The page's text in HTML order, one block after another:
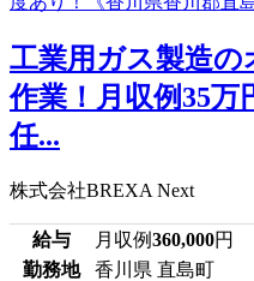
工業用ガス製造
作業！月収例35
任...
株式会社BREXA Next
給与 月収例360,000円
勤務地
香川県 直島町